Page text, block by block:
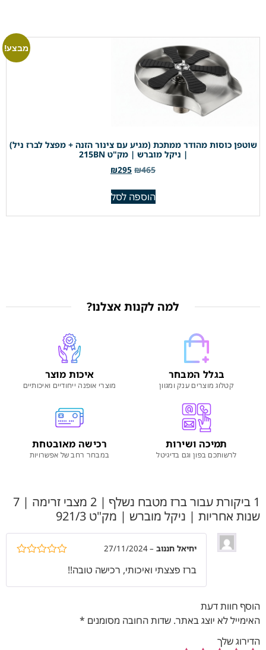
מבצע!
שוטפן כוסות מהודר ממתכת (מגיע עם צינור הזנה + מפצל לברז ניל)
| ניקל מוברש | מק"ט 215BN
₪465
₪295
הוספה לסל
למה לקנות אצלנו?
בגלל המבחר
קטלוג מוצרים ענק ומגוון
איכות מוצר
מוצרי אופנה ייחודיים ואיכותיים
תמיכה ושירות
לרשותכם בפון וגם בדיגיטל
רכישה מאובטחת
במבחר רחב של אפשרויות
1 ביקורת עבור
ברז מטבח נשלף | 2 מצבי זרימה | 7
שנות אחריות | ניקל מוברש | מק"ט 921/3
יחיאל חננוב –
27/11/2024
ברז פצצתי ואיכותי, רכישה טובה!!
הוסף חוות דעת
האימייל לא יוצג באתר. שדות החובה מסומנים *
הדירוג שלך